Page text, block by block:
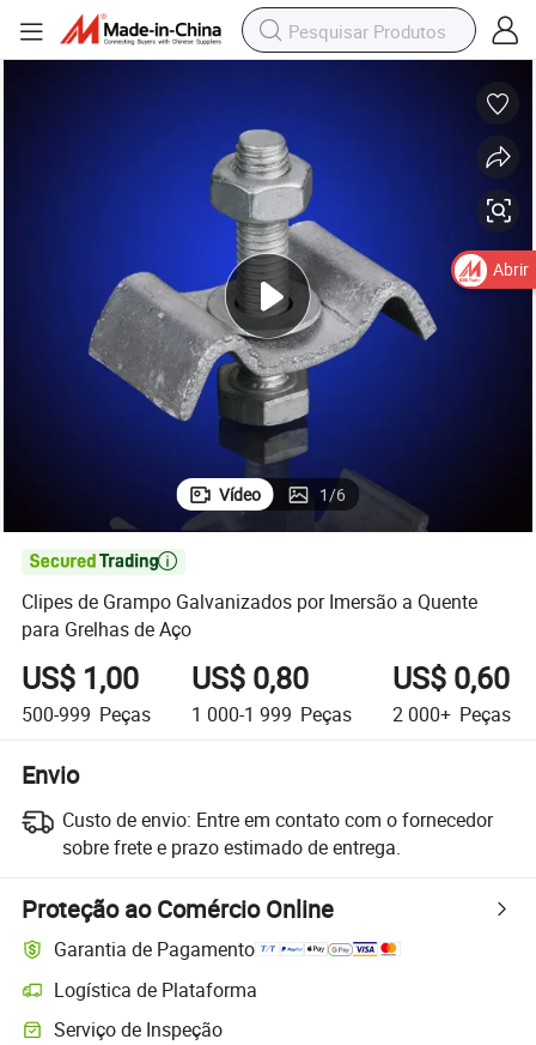
Vídeo 1/6

Clipes de Grampo Galvanizados por Imersão a Quente
para Grelhas de Aço
US$ 1,00
500-999 Peças
US$ 0,80
1 000-1 999 Peças
US$ 0,60
2 000+ Peças
Envio
Custo de envio: Entre em contato com o fornecedor
sobre frete e prazo estimado de entrega.
Proteção ao Comércio Online
Garantia de Pagamento
Logística de Plataforma
Serviço de Inspeção
Abrir